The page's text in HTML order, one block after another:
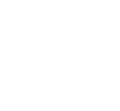
Ayuntamiento